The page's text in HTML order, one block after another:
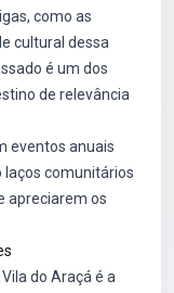
como as
cultural dessa
é um dos
de relevância
eventos anuais
laços comunitários
apreciarem os
do Araçá é a